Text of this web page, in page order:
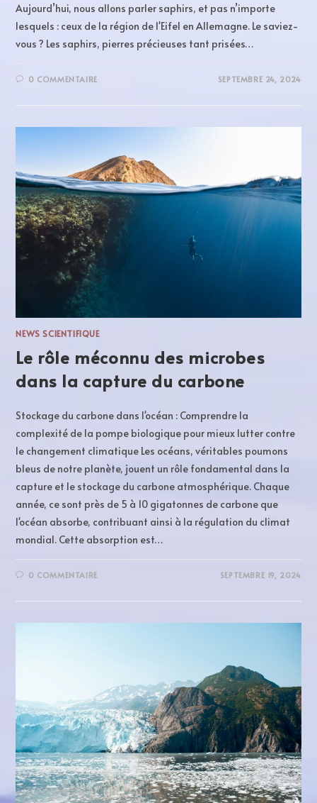
Aujourd’hui, nous allons parler saphirs, et pas n’importe
lesquels : ceux de la région de l'Eifel en Allemagne. Le saviez-
vous ? Les saphirs, pierres précieuses tant prisées…
0 COMMENTAIRE SEPTEMBRE 24, 2024
NEWS SCIENTIFIQUE
Le rôle méconnu des microbes
dans la capture du carbone
Stockage du carbone dans l'océan : Comprendre la
complexité de la pompe biologique pour mieux lutter contre
le changement climatique Les océans, véritables poumons
bleus de notre planète, jouent un rôle fondamental dans la
capture et le stockage du carbone atmosphérique. Chaque
année, ce sont près de 5 à 10 gigatonnes de carbone que
l'océan absorbe, contribuant ainsi à la régulation du climat
mondial. Cette absorption est…
0 COMMENTAIRE SEPTEMBRE 19, 2024